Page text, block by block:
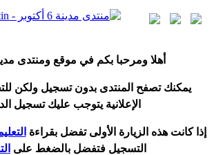
هلا ومرحبا بكم في موقع ومنتدى
يمكنك تصفح المنتدى بدون تسجيل ولكن
الإعلانية يتوجب عليك تسجيل
إذا كانت هذه الزيارة الأولى تفضل بقراءة
التسجيل فتفضل بالضغط على